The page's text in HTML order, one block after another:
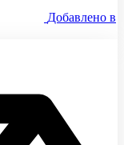
Добавлено в